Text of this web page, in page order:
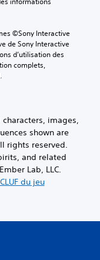
©Sony Interactive
de Sony Interactive
d’utilisation des
complets,
images,
shown are
rights reserved.
and related
Lab, LLC.
du jeu